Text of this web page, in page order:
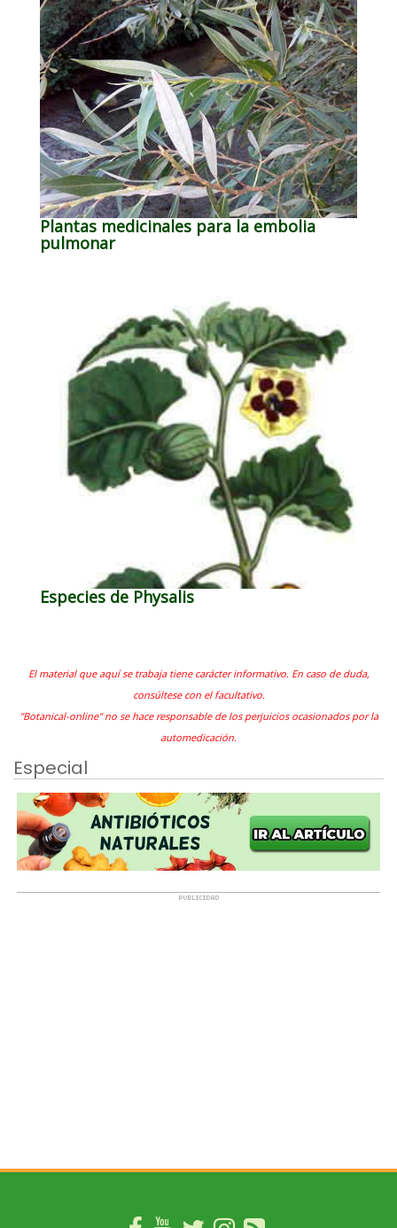
Plantas medicinales para la embolia
pulmonar
Especies de Physalis
El material que aquí se trabaja tiene carácter informativo. En caso de duda,
consúltese con el facultativo.
"Botanical-online" no se hace responsable de los perjuicios ocasionados por la
automedicación.
Especial